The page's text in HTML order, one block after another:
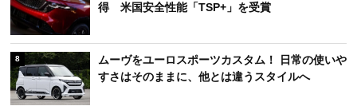
得 米国安全性能「TSP+」を受賞
8
ムーヴをユーロスポーツカスタム！ 日常の使いや
すさはそのままに、他とは違うスタイルへ